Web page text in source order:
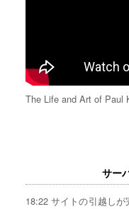
The Life and Art of Paul
サー
18:22 サイトの引越し